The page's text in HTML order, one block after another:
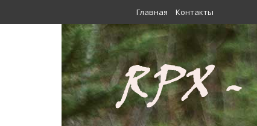
Главная Контакты